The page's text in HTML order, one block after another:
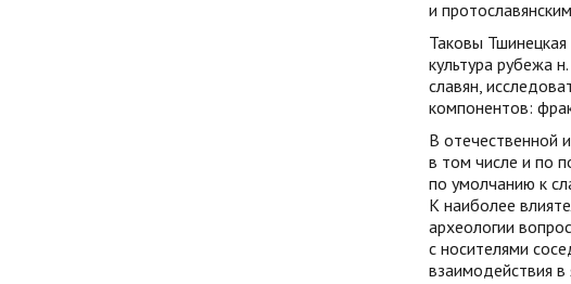
и
Таковы Тшинецкая
культура рубежа
славян,
компонентов:
В отечественной
в том числе и по
по умолчанию к
К наиболее
археологии
с носителями
взаимодействия